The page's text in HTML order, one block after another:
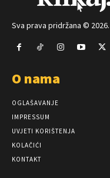
Sva prava pridržana ©
O nama
OGLAŠAVANJE
IMPRESSUM
UVJETI KORIŠTENJA
KOLAČIĆI
KONTAKT